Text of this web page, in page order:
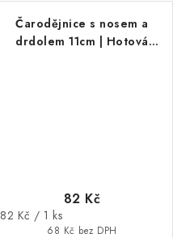
Čarodějnice s nosem a
drdolem 11cm | Hotová
68 Kč bez DPH
82 Kč
Měrná
82 Kč / 1 ks